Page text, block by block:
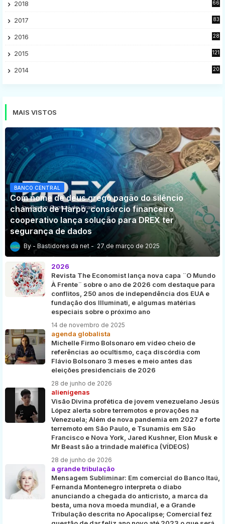
2018
66
2017
83
2016
28
2015
121
2014
20
MAIS VISTOS
BANCO CENTRAL
Com nome de deus grego pagão do silêncio
chamado de Harpo, consórcio financeiro
cooperativo lança solução para DREX ter
segurança de dados
Bastidores da net 27 de março de 2025
2026
Revista The Economist lança nova capa ¨O Mundo
À Frente¨ sobre o ano de 2026 com destaque para
conflitos, 250 anos de independência dos EUA e
fundação dos Illuminati, e algumas matérias
especiais sobre o próximo ano
14 de novembro de 2025
agenda globalista
Michelle Firmo Bolsonaro em vídeo cheio de
referências ao ocultismo, caça discórdia com
Flávio Bolsonaro 3 meses e meio antes das
eleições presidenciais de 2026
28 de junho de 2026
alienígenas
Visão Divina profética de jovem venezuelano Jesús
López alerta sobre terremotos e provações na
Venezuela; Além de nova pandemia em 2027 e forte
terremoto em São Paulo, e Tsunamis em São
Francisco e Nova York, Jared Kushner, Elon Musk e
Mr Beast são a trindade maléfica (VÍDEOS)
28 de junho de 2026
a grande tribulação
Mensagem Subliminar: Em comercial do Banco Itaú,
Fernanda Montenegro interpreta o diabo
anunciando a chegada do anticristo, a marca da
besta, uma nova moeda mundial, e a Grande
Tribulação descrita no Apocalipse; Comercial fez